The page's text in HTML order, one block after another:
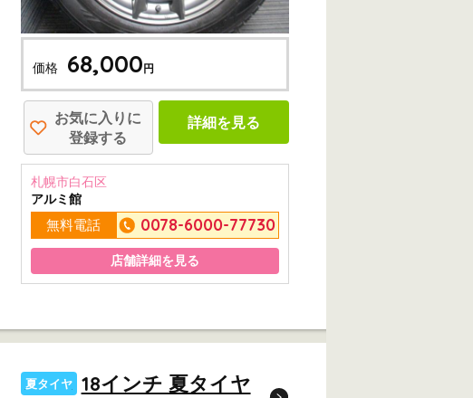
価格 68,000円
お気に入りに
登録する
詳細を見る
札幌市白石区
アルミ館
無料電話 0078-6000-77730
店舗詳細を見る
夏タイヤ 18インチ 夏タイヤ